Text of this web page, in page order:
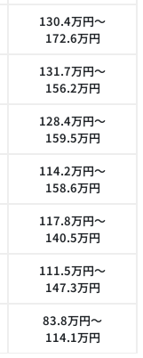
130.4万円～
172.6万円
131.7万円～
156.2万円
128.4万円～
159.5万円
114.2万円～
158.6万円
117.8万円～
140.5万円
111.5万円～
147.3万円
83.8万円～
114.1万円